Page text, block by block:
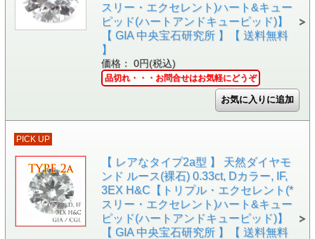
スリー・エクセレント)ハート&キュー
ピッド(ハートアンドキューピッド)】
【 GIA 中央宝石研究所 】【 送料無料
】
価格： 0円(税込)
品切れ・・・お問合せはお気軽にどうぞ
PICK UP
【 レアなタイプ2a型 】 天然ダイヤモ
ンド ルース(裸石) 0.33ct, Dカラー, IF,
3EX H&C【トリプル・エクセレント(*
スリー・エクセレント)ハート&キュー
ピッド(ハートアンドキューピッド)】
【 GIA 中央宝石研究所 】【 送料無料